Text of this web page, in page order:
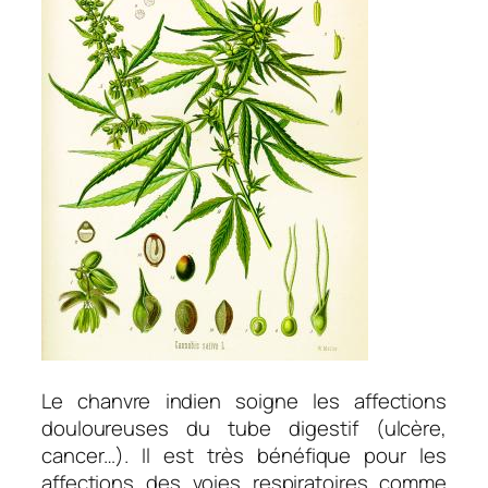
Le chanvre indien soigne les affections
douloureuses du tube digestif (ulcère,
cancer…). Il est très bénéfique pour les